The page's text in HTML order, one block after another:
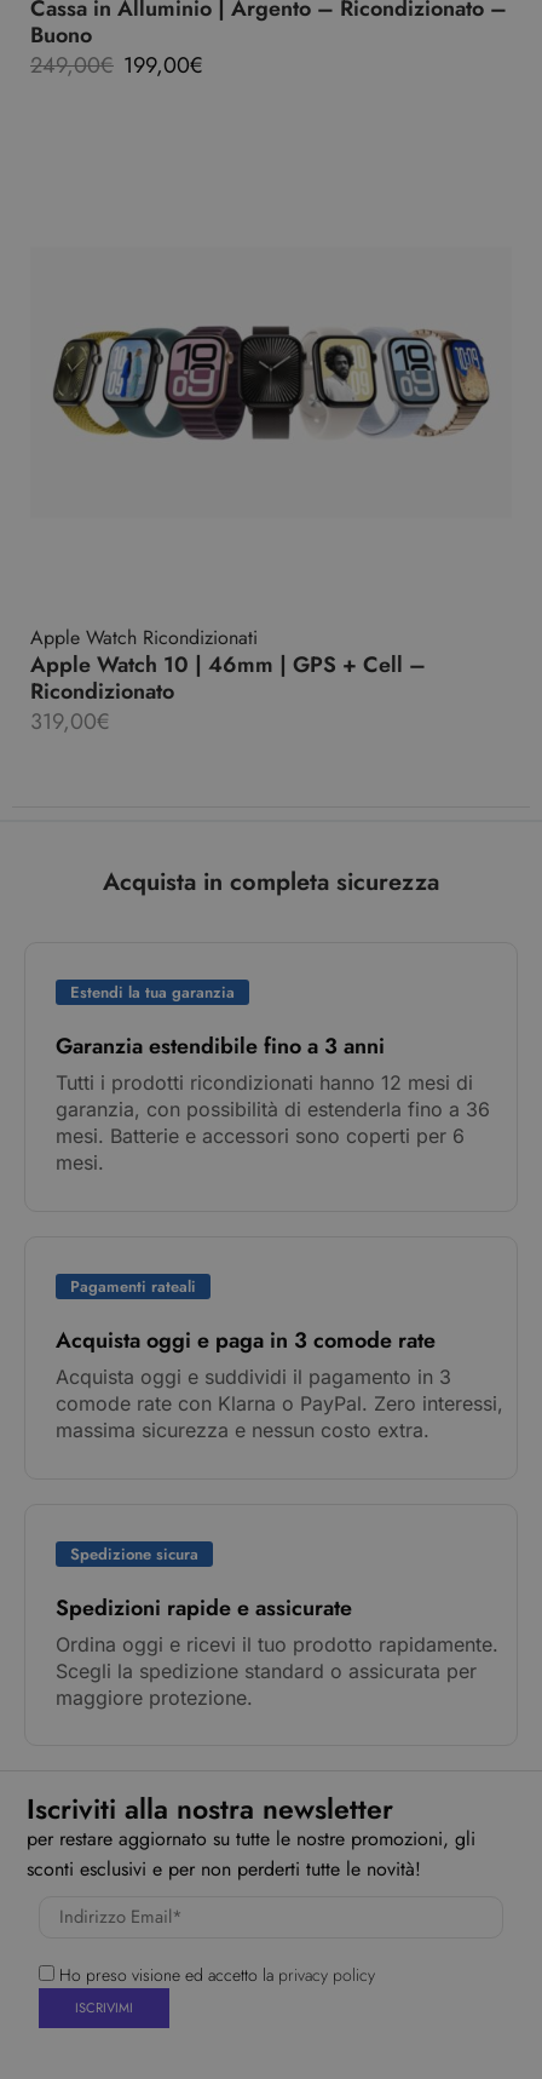
Cassa in Alluminio | Argento – Ricondizionato –
Buono
249,00€ 199,00€
Apple Watch Ricondizionati
Apple Watch 10 | 46mm | GPS + Cell –
Ricondizionato
319,00€
Acquista in completa sicurezza
Estendi la tua garanzia
Garanzia estendibile fino a 3 anni
Tutti i prodotti ricondizionati hanno 12 mesi di
garanzia, con possibilità di estenderla fino a 36
mesi. Batterie e accessori sono coperti per 6
mesi.
Pagamenti rateali
Acquista oggi e paga in 3 comode rate
Acquista oggi e suddividi il pagamento in 3
comode rate con Klarna o PayPal. Zero interessi,
massima sicurezza e nessun costo extra.
Spedizione sicura
Spedizioni rapide e assicurate
Ordina oggi e ricevi il tuo prodotto rapidamente.
Scegli la spedizione standard o assicurata per
maggiore protezione.
Iscriviti alla nostra newsletter
per restare aggiornato su tutte le nostre promozioni, gli
sconti esclusivi e per non perderti tutte le novità!
Ho preso visione ed accetto la privacy policy